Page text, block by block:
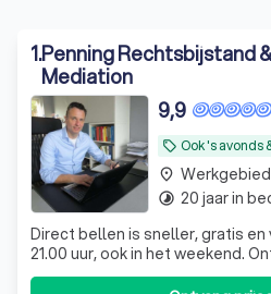
1.Penning Rechtsbijstand &
Mediation
local_offer Ook 's avonds
9,9
Direct bellen is sneller, gratis en
21.00 uur, ook in het weekend.
Vaststellingsovereenkomst
place
timelapse 20 jaar in